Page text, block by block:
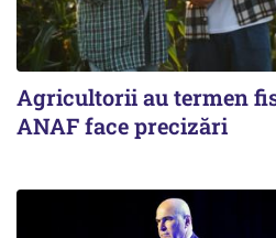
Agricultorii au termen
ANAF face precizări